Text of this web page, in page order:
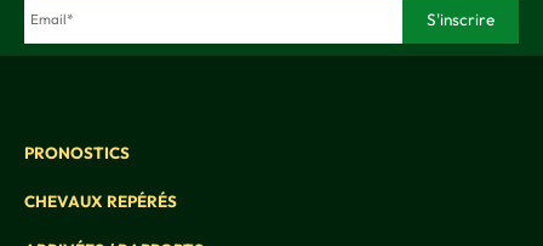
PRONOSTICS
CHEVAUX REPÉRÉS